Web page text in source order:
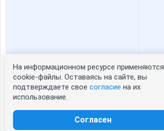
Статистика портрета:
сейчас просматривают портрет - 0
зарегистрированные пользователи
На информационном ресурсе применяются
cookie-файлы. Оставаясь на сайте, вы
подтверждаете свое согласие на их
использование.
Согласен